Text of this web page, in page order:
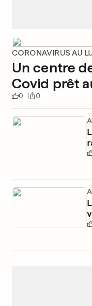
CORONAVIRUS AU
Un centre
Covid prêt
0 0